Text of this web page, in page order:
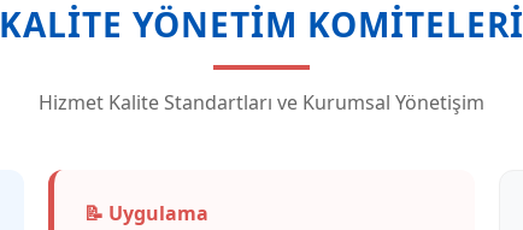
KALITE YÖNETIM KOMITELERI
Hizmet Kalite Standartları ve Kurumsal Yönetişim
📝 Uygulama